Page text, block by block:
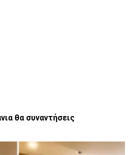
θα συναντήσεις